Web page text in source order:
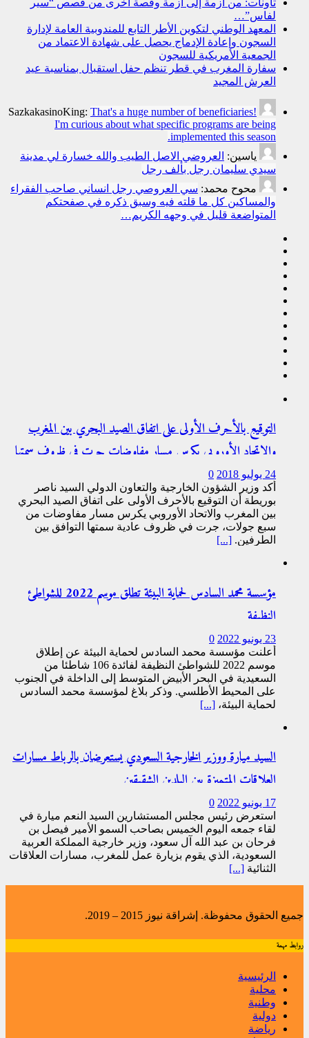
لفاس”…
المعهد الوطني لتكوين الأطر التابع للمندوبية العامة لإدارة
السجون وإعادة الإدماج يحصل على شهادة الاعتماد من
الجمعية الأمريكية للسجون
سفارة المغرب في قطر تنظم حفل استقبال بمناسبة عيد
العرش المجيد
SazkakasinoKing: That's a huge number of beneficiaries!
I'm curious about what specific programs are being
implemented this season.
ياسين: العروضي الاصل الطيب والله خسارة لي مدينة
سيدي سليمان رجل بألف رجل
محوح محمد: سي العروصي رجل انساني صاحب الفقراء
والمساكين كل ما قلته فيه وسبق ذكره في صفحتكم
المتواضعة قليل في وجهه الكريم…
التوقيع بالأحرف الأولى على اتفاق الصيد البحري بين المغرب
والاتحاد الأوروبي يكرس مسار مفاوضات جرت في ظروف سمتها
التوافق
24 يوليو 2018
0
أكد وزير الشؤون الخارجية والتعاون الدولي السيد ناصر
بوريطة أن التوقيع بالأحرف الأولى على اتفاق الصيد البحري
بين المغرب والاتحاد الأوروبي يكرس مسار مفاوضات من
سبع جولات، جرت في ظروف عادية سمتها التوافق بين
الطرفين. [...]
مؤسسة محمد السادس لحماية البيئة تطلق موسم 2022 للشواطئ
النظيفة
23 يونيو 2022
0
أعلنت مؤسسة محمد السادس لحماية البيئة عن إطلاق
موسم 2022 للشواطئ النظيفة لفائدة 106 شاطئا من
السعيدية في البحر الأبيض المتوسط إلى الداخلة في الجنوب
على المحيط الأطلسي. وذكر بلاغ لمؤسسة محمد السادس
لحماية البيئة، [...]
السيد ميارة ووزير الخارجية السعودي يستعرضان بالرباط مسارات
العلاقات المتميزة بين البلدين الشقيقين
17 يونيو 2022
0
استعرض رئيس مجلس المستشارين السيد النعم ميارة في
لقاء جمعه اليوم الخميس بصاحب السمو الأمير فيصل بن
فرحان بن عبد الله آل سعود، وزير خارجية المملكة العربية
السعودية، الذي يقوم بزيارة عمل للمغرب، مسارات العلاقات
الثنائية [...]
جميع الحقوق محفوظة. إشراقة نيوز 2015 – 2019.
روابط مهمة
الرئيسية
محلية
وطنية
دولية
رياضة